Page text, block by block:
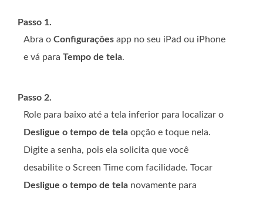
Passo 1.
Abra o Configurações app no ​​seu iPad ou iPhone
e vá para Tempo de tela.
Passo 2.
Role para baixo até a tela inferior para localizar o
Desligue o tempo de tela opção e toque nela.
Digite a senha, pois ela solicita que você
desabilite o Screen Time com facilidade. Tocar
Desligue o tempo de tela novamente para